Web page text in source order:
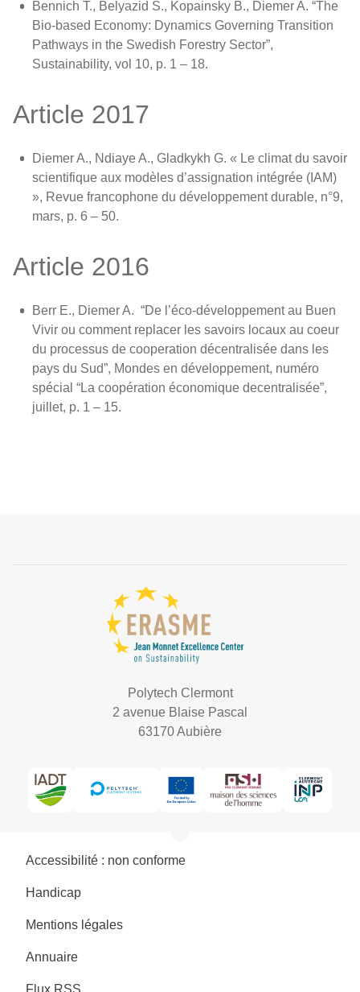
Bennich T., Belyazid S., Kopainsky B., Diemer A. “The
Bio-based Economy: Dynamics Governing Transition
Pathways in the Swedish Forestry Sector”,
Sustainability, vol 10, p. 1 – 18.
Article 2017
Diemer A., Ndiaye A., Gladkykh G. « Le climat du savoir
scientifique aux modèles d’assignation intégrée (IAM)
», Revue francophone du développement durable, n°9,
mars, p. 6 – 50.
Article 2016
Berr E., Diemer A. “De l’éco-développement au Buen
Vivir ou comment replacer les savoirs locaux au coeur
du processus de cooperation décentralisée dans les
pays du Sud”, Mondes en développement, numéro
spécial “La coopération économique decentralisée”,
juillet, p. 1 – 15.
Polytech Clermont
2 avenue Blaise Pascal
63170 Aubière
Accessibilité : non conforme
Handicap
Mentions légales
Annuaire
Flux RSS